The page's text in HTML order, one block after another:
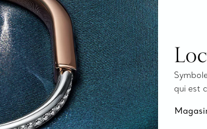
qui est